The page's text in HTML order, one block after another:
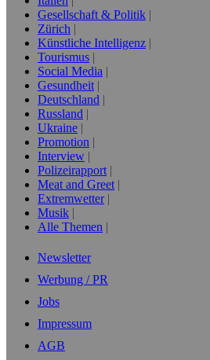
Gesellschaft & Politik
Zürich
Künstliche Intelligenz
Tourismus
Social Media
Gesundheit
Deutschland
Russland
Ukraine
Promotion
Interview
Polizeirapport
Meat and Greet
Extremwetter
Musik
Alle Themen
Newsletter
Werbung / PR
Jobs
Impressum
AGB